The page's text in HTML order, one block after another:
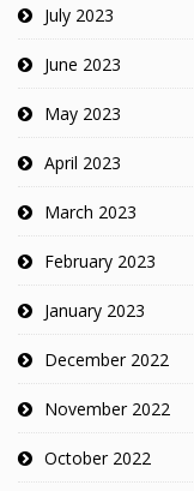
July 2023
June 2023
May 2023
April 2023
March 2023
February 2023
January 2023
December 2022
November 2022
October 2022